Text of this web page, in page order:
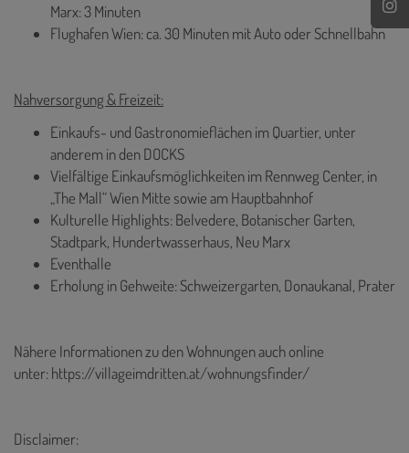
Marx: 3 Minuten
Flughafen Wien: ca. 30 Minuten mit Auto oder Schnellbahn
Nahversorgung & Freizeit:
Einkaufs- und Gastronomieflächen im Quartier, unter
anderem in den DOCKS
Vielfältige Einkaufsmöglichkeiten im Rennweg Center, in
„The Mall“ Wien Mitte sowie am Hauptbahnhof
Kulturelle Highlights: Belvedere, Botanischer Garten,
Stadtpark, Hundertwasserhaus, Neu Marx
Eventhalle
Erholung in Gehweite: Schweizergarten, Donaukanal, Prater
Nähere Informationen zu den Wohnungen auch online
unter:https://villageimdritten.at/wohnungsfinder/
Disclaimer: